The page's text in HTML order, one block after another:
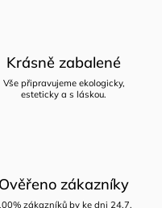
Krásně zabalené
Vše připravujeme ekologicky,
esteticky a s láskou.
Ověřeno zákazníky
zákazníků by ke dni 24.7.